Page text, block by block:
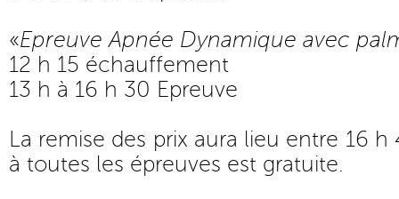
«Epreuve Apnée Dynamique avec
12 h 15 échauffement
13 h à 16 h 30 Epreuve
La remise des prix aura lieu entre 16 h
à toutes les épreuves est gratuite.